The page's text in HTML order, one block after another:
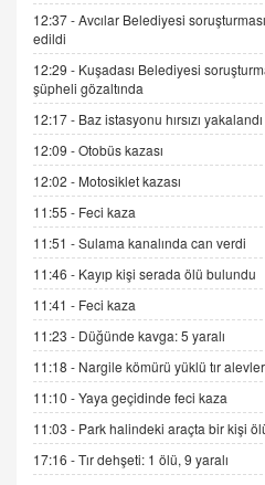
06.07.2026 13:00
ADEM AKÖL
Esed
Sednaya
11.12.2024 12:30
DR. EKREM ASLAN
Gerçek Ne, Algı
Cümlesinin
19.07.2025 12:45
GÖNÜL MENEKŞE
Şifacının Yolu
04.11.2025 12:56
AV. RÜMEYSA
Kira
Arabulucuya
12:37 -Avcılar Belediyesi
edildi
12:29 - Kuşadası Belediyesi
şüpheli gözaltında
12:17 - Baz istasyonu hırsızı yakalandı
12:09 -Otobüs kazası
12:02 - Motosiklet kazası
11:55 - Feci kaza
11:51 -Sulama kanalında can verdi
11:46 - Kayıp kişi serada ölü bulundu
11:41 - Feci kaza
11:23 - Düğünde kavga: 5 yaralı
11:18 - Nargile kömürü yüklü tır
11:10 -Yaya geçidinde feci kaza
11:03 - Park halindeki araçta bir kişi
17:16 -Tır dehşeti: 1 ölü, 9 yaralı